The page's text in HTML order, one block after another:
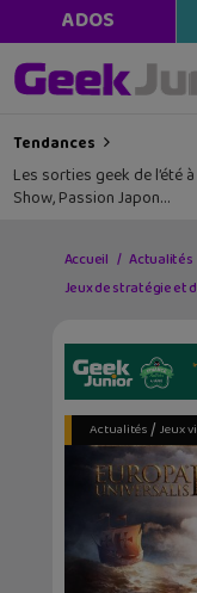
ADOS
Tendances
Les sorties geek de l’été
Show, Passion Japon…
Accueil
Actualités
Jeux de stratégie et
Actualités/ Jeux